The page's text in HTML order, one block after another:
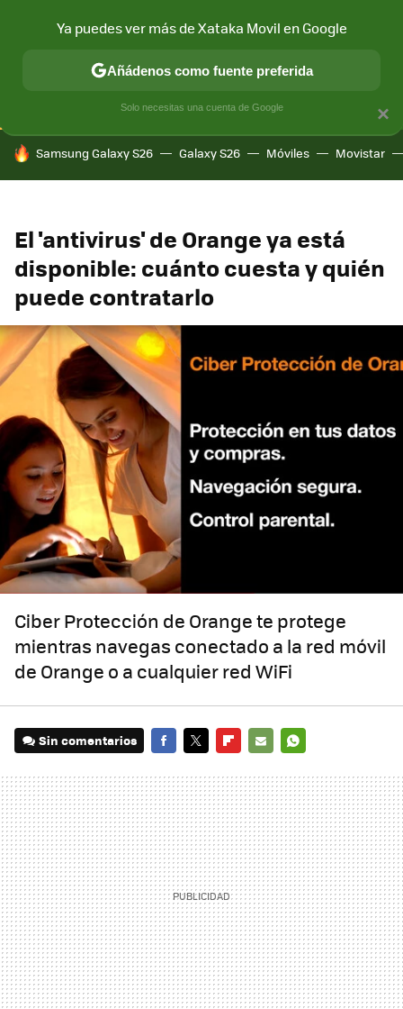
CONECTIVIDAD MÓVIL Y SOCIEDAD APLICACIONES
HOY SE HABLA DE
Samsung Galaxy S26 Galaxy S26 Móviles Movistar
El 'antivirus' de Orange ya está
disponible: cuánto cuesta y quién
puede contratarlo
Ciber Protección de Orange te protege
mientras navegas conectado a la red móvil
de Orange o a cualquier red WiFi
Sin comentarios
MAIL
×
Ya puedes ver más de Xataka Movil en Google
Añádenos como fuente preferida
Solo necesitas una cuenta de Google